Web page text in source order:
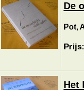
De
Pot,
Het